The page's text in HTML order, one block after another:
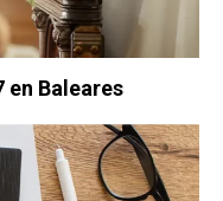
en Baleares